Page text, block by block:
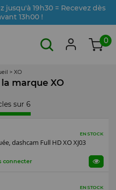
19h30 = Recevez dès
13h00 !
0
> XO
marque XO
sur 6
EN STOCK
dashcam Full HD XO XJ03
connecter
EN STOCK